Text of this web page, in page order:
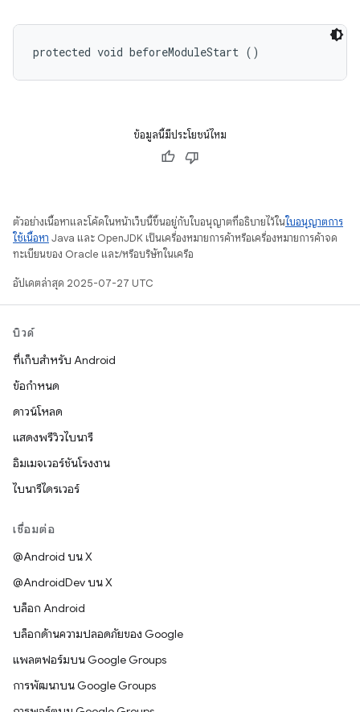
protected void beforeModuleStart ()
ข้อมูลนี้มีประโยชน์ไหม
ตัวอย่างเนื้อหาและโค้ดในหน้าเว็บนี้ขึ้นอยู่กับใบอนุญาตที่อธิบายไว้ในใบอนุญาตการ
ใช้เนื้อหา Java และ OpenJDK เป็นเครื่องหมายการค้าหรือเครื่องหมายการค้าจด
ทะเบียนของ Oracle และ/หรือบริษัทในเครือ
อัปเดตล่าสุด 2025-07-27 UTC
บิวด์
ที่เก็บสำหรับ Android
ข้อกำหนด
ดาวน์โหลด
แสดงพรีวิวไบนารี
อิมเมจเวอร์ชันโรงงาน
ไบนารีไดรเวอร์
เชื่อมต่อ
@Android บน X
@AndroidDev บน X
บล็อก Android
บล็อกด้านความปลอดภัยของ Google
แพลตฟอร์มบน Google Groups
การพัฒนาบน Google Groups